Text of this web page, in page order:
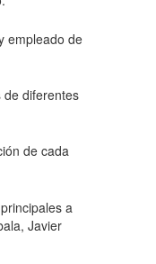
empleado de
de diferentes
de cada
a
Javier